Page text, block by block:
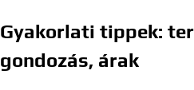
Gyakorlati tippek:
gondozás, árak